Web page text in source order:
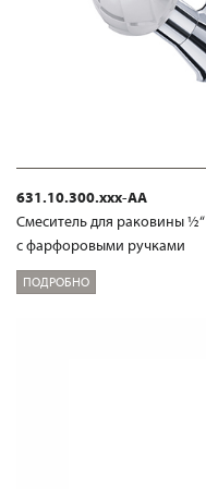
631.10.300.xxx-AA
Смеситель для раковины ½“
с фарфоровыми ручками
ПОДРОБНО